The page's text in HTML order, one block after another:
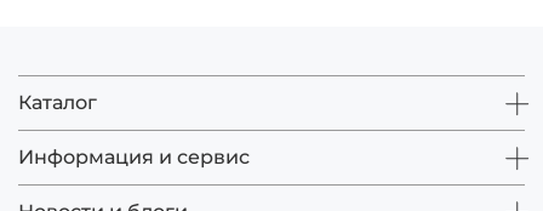
Каталог
Информация и сервис